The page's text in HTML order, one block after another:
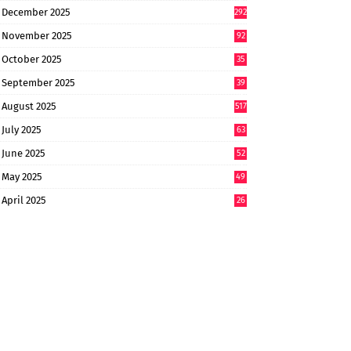
December 2025 292
November 2025 92
October 2025 35
September 2025
39
August 2025 517
July 2025
63
June 2025
52
May 2025
49
April 2025 26